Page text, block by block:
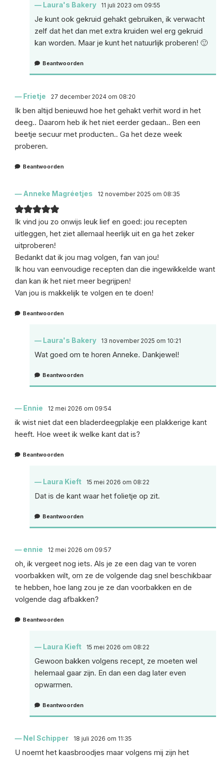
Laura's Bakery 11 juli 2023 om 09:55
Je kunt ook gekruid gehakt gebruiken, ik verwacht
zelf dat het dan met extra kruiden wel erg gekruid
kan worden. Maar je kunt het natuurlijk proberen! 🙂
Beantwoorden
Frietje 27 december 2024 om 08:20
Ik ben altijd benieuwd hoe het gehakt verhit word in het
deeg.. Daarom heb ik het niet eerder gedaan.. Ben een
beetje secuur met producten.. Ga het deze week
proberen.
Beantwoorden
Anneke Magréetjes 12 november 2025 om 08:35
Ik vind jou zo onwijs leuk lief en goed: jou recepten
uitleggen, het ziet allemaal heerlijk uit en ga het zeker
uitproberen!
Bedankt dat ik jou mag volgen, fan van jou!
Ik hou van eenvoudige recepten dan die ingewikkelde want
dan kan ik het niet meer begrijpen!
Van jou is makkelijk te volgen en te doen!
Beantwoorden
Laura's Bakery 13 november 2025 om 10:21
Wat goed om te horen Anneke. Dankjewel!
Beantwoorden
Ennie 12 mei 2026 om 09:54
ik wist niet dat een bladerdeegplakje een plakkerige kant
heeft. Hoe weet ik welke kant dat is?
Beantwoorden
Laura Kieft 15 mei 2026 om 08:22
Dat is de kant waar het folietje op zit.
Beantwoorden
ennie 12 mei 2026 om 09:57
oh, ik vergeet nog iets. Als je ze een dag van te voren
voorbakken wilt, om ze de volgende dag snel beschikbaar
te hebben, hoe lang zou je ze dan voorbakken en de
volgende dag afbakken?
Beantwoorden
Laura Kieft 15 mei 2026 om 08:22
Gewoon bakken volgens recept, ze moeten wel
helemaal gaar zijn. En dan een dag later even
opwarmen.
Beantwoorden
Nel Schipper 18 juli 2026 om 11:35
U noemt het kaasbroodjes maar volgens mij zijn het